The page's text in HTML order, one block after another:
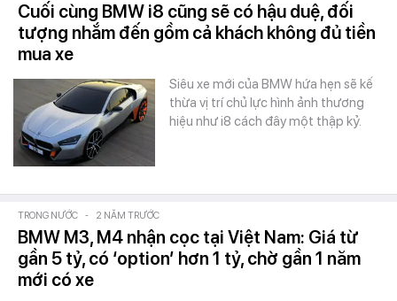
Cuối cùng BMW i8 cũng sẽ có hậu duệ, đối
tượng nhắm đến gồm cả khách không đủ tiền
mua xe
Siêu xe mới của BMW hứa hẹn sẽ kế
thừa vị trí chủ lực hình ảnh thương
hiệu như i8 cách đây một thập kỷ.
TRONG NƯỚC - 2 NĂM TRƯỚC
BMW M3, M4 nhận cọc tại Việt Nam: Giá từ
gần 5 tỷ, có ‘option’ hơn 1 tỷ, chờ gần 1 năm
mới có xe